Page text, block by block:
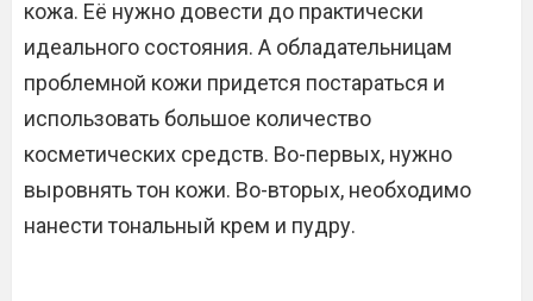
кожа. Её нужно довести до практически
идеального состояния. А обладательницам
проблемной кожи придется постараться и
использовать большое количество
косметических средств. Во-первых, нужно
выровнять тон кожи. Во-вторых, необходимо
нанести тональный крем и пудру.